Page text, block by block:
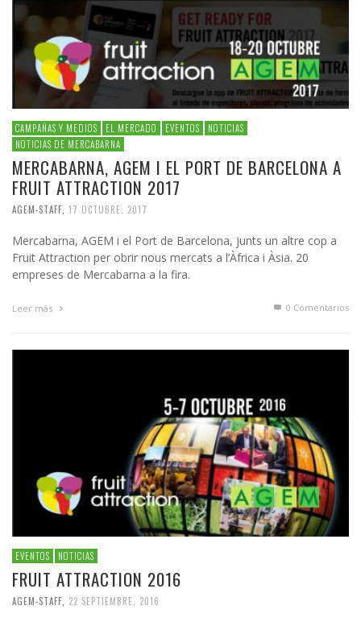
CAMPAÑAS Y MEDIOS EL MERCADO EVENTOS
NOTICIAS
NOTICIAS DE MERCABARNA
MERCABARNA, AGEM I EL PORT DE BARCELONA A
FRUIT ATTRACTION 2017
AGEM-STAFF 17 OCTUBRE, 2017
Mercabarna, AGEM i el Port de Barcelona, junts un altre cop a
Fruit Attraction per obrir nous mercats a l’Àfrica i Àsia. 20
empreses de Mercabarna a la fira.
Leer más 0 Comentarios
EVENTOS NOTICIAS
FRUIT ATTRACTION 2016
AGEM-STAFF 22 SEPTIEMBRE, 2016